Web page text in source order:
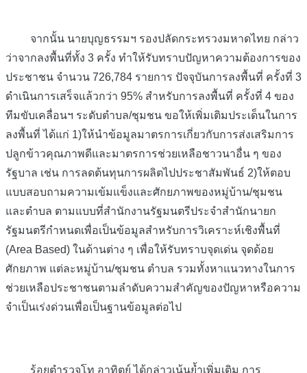
จากนั้น นายบุญธรรมฯ รองปลัดกระทรวงมหาดไทย กล่าว
ว่าจากลงพื้นที่ทั้ง 3 ครั้ง ทำให้รับทราบปัญหาความต้องการของ
ประชาชน จำนวน 726,784 รายการ ปัจจุบันการลงพื้นที่ ครั้งที่ 3
ดำเนินการเสร็จแล้วกว่า 95% สำหรับการลงพื้นที่ ครั้งที่ 4 ของ
ทีมขับเคลื่อนฯ ระดับตำบล/ชุมชน ขอให้เพิ่มเติมประเด็นในการ
ลงพื้นที่ ได้แก่ 1)ให้นำข้อมูลมาตรการเกี่ยวกับการส่งเสริมการ
ปลูกข้าวคุณภาพดีและมาตรการช่วยเหลือชาวนาอื่น ๆ ของ
รัฐบาล เช่น การลดต้นทุนการผลิตไปประชาสัมพันธ์ 2)ให้ตอบ
แบบสอบถามความเข้มแข็งและศักยภาพของหมู่บ้าน/ชุมชน
และตำบล ตามแบบที่สำนักงานรัฐมนตรีประจำสำนักนายก
รัฐมนตรีกำหนดเพื่อเป็นข้อมูลสำหรับการวิเคราะห์เชิงพื้นที่
(Area Based) ในด้านต่าง ๆ เพื่อให้รับทราบจุดเด่น จุดด้อย
ศักยภาพ แต่ละหมู่บ้าน/ชุมชน ตำบล รวมทั้งหาแนวทางในการ
ช่วยเหลือประชาชนตามลำดับความสำคัญของปัญหาหรือความ
จำเป็นเร่งด่วนเพื่อเป็นฐานข้อมูลต่อไป
ร้อยตำรวจโท อาทิตย์ ได้กล่าวเน้นย้ำเพิ่มเติม การ